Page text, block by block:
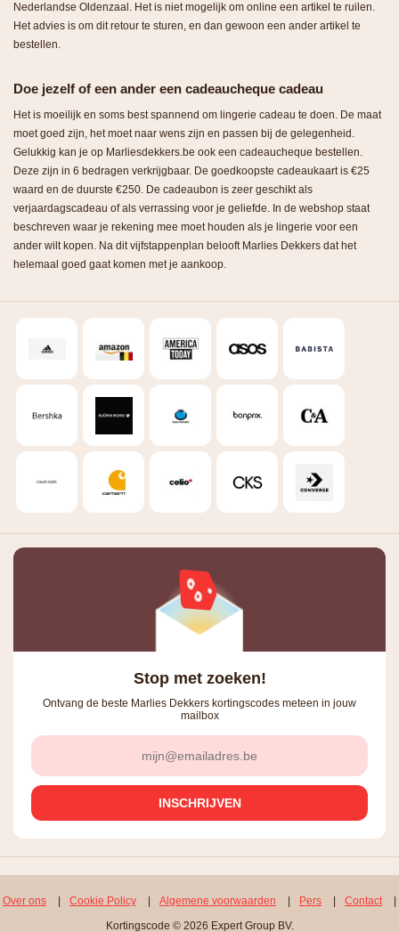
Nederlandse Oldenzaal. Het is niet mogelijk om online een artikel te ruilen.
Het advies is om dit retour te sturen, en dan gewoon een ander artikel te
bestellen.
Doe jezelf of een ander een cadeaucheque cadeau
Het is moeilijk en soms best spannend om lingerie cadeau te doen. De maat
moet goed zijn, het moet naar wens zijn en passen bij de gelegenheid.
Gelukkig kan je op Marliesdekkers.be ook een cadeaucheque bestellen.
Deze zijn in 6 bedragen verkrijgbaar. De goedkoopste cadeaukaart is €25
waard en de duurste €250. De cadeaubon is zeer geschikt als
verjaardagscadeau of als verrassing voor je geliefde. In de webshop staat
beschreven waar je rekening mee moet houden als je lingerie voor een
ander wilt kopen. Na dit vijfstappenplan belooft Marlies Dekkers dat het
helemaal goed gaat komen met je aankoop.
Stop met zoeken!
Ontvang de beste Marlies Dekkers kortingscodes meteen in jouw
mailbox
Over ons Cookie Policy Algemene voorwaarden Pers Contact
Kortingscode © 2026 Expert Group BV.